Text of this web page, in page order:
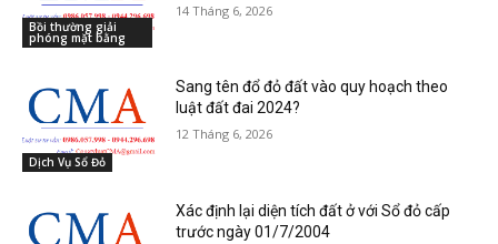
Bồi thường giải
phóng mặt bằng
14 Tháng 6, 2026
Dịch Vụ Sổ Đỏ
Sang tên đổ đỏ đất vào quy hoạch theo
luật đất đai 2024?
12 Tháng 6, 2026
Xác định lại diện tích đất ở với Sổ đỏ cấp
trước ngày 01/7/2004